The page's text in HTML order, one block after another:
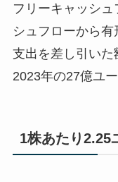
フリーキャッシ
シュフローから
支出を差し引いた
2023年の27億ユ
1株あたり2.25